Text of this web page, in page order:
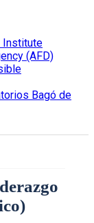
Institute
(AFD)
Bagó de